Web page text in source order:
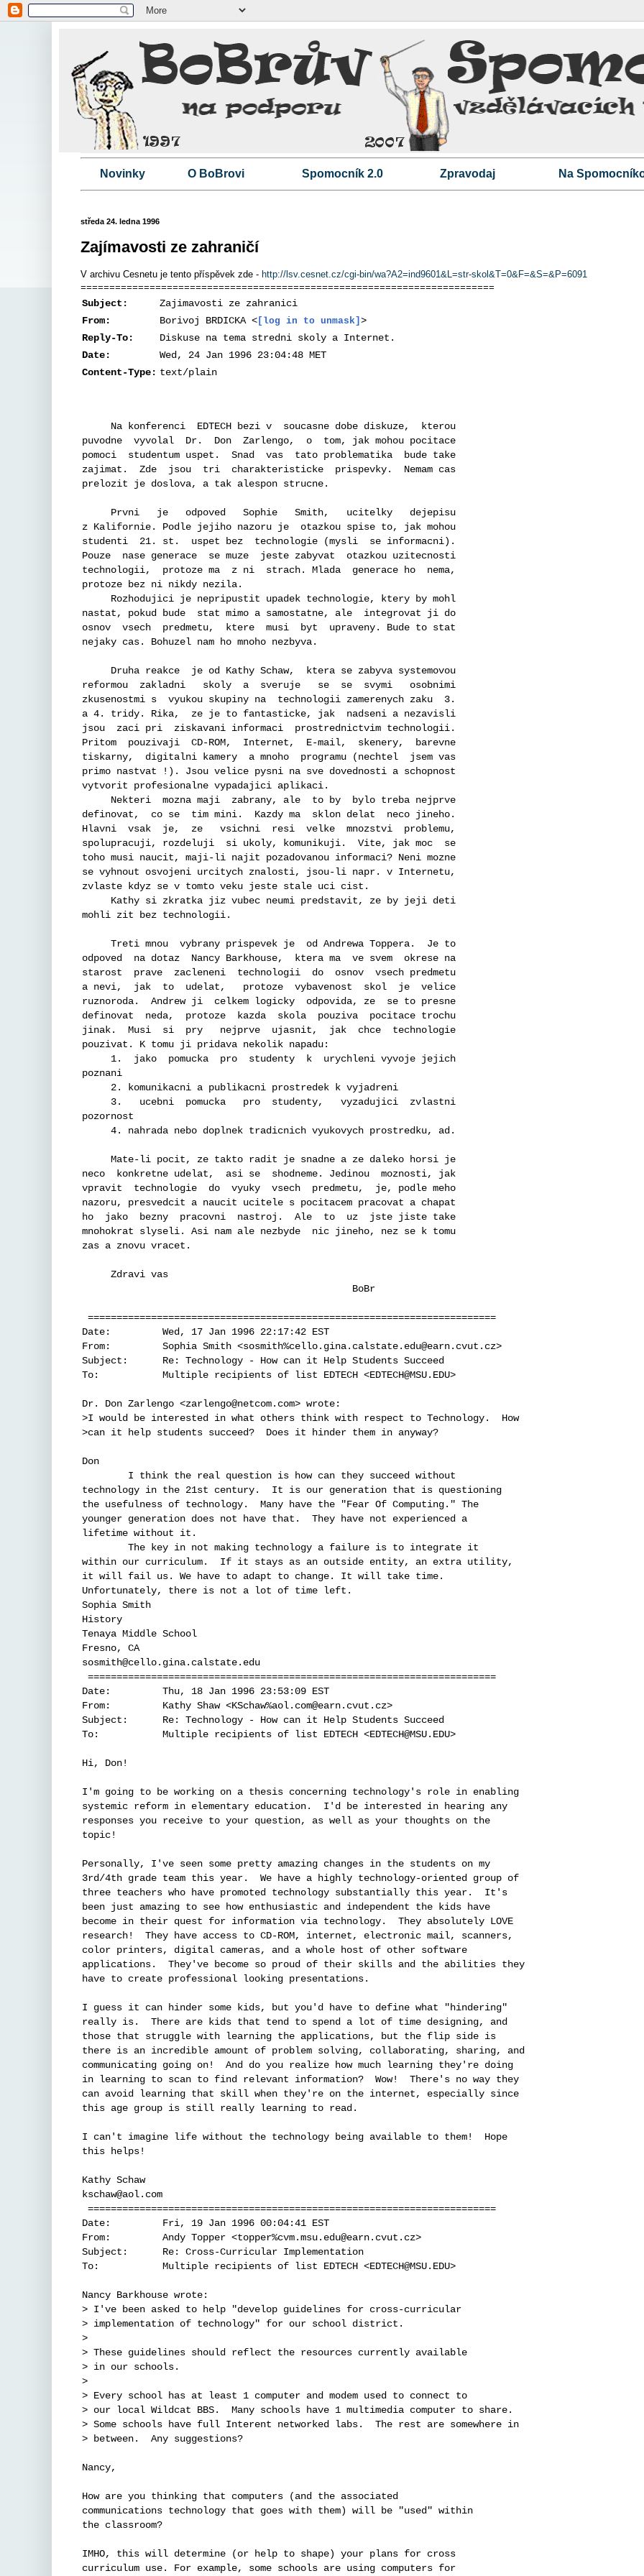
Novinky O BoBrovi Spomocník 2.0 Zpravodaj Na
středa 24. ledna 1996
Zajímavosti ze zahraničí
V archivu Cesnetu je tento příspěvek zde - http://lsv.cesnet.cz/cgi-bin/wa?A2=ind9601&L=str-skol&T=0&F=&S=&P=6091
========================================================================
Subject:
Zajimavosti ze zahranici
From:
Borivoj BRDICKA < [log in to unmask] >
Reply-To:
Diskuse na tema stredni skoly a Internet.
Date:
Wed, 24 Jan 1996 23:04:48 MET
Content-Type: text/plain
Na konferenci  EDTECH bezi v  soucasne dobe diskuze,  kterou
puvodne  vyvolal  Dr.  Don  Zarlengo,  o  tom, jak mohou pocitace
pomoci  studentum uspet.  Snad  vas  tato problematika  bude take
zajimat.  Zde  jsou  tri  charakteristicke  prispevky.  Nemam cas
prelozit je doslova, a tak alespon strucne.
Prvni   je   odpoved   Sophie   Smith,   ucitelky   dejepisu
z Kalifornie. Podle jejiho nazoru je  otazkou spise to, jak mohou
studenti  21. st.  uspet bez  technologie (mysli  se informacni).
Pouze  nase generace  se muze  jeste zabyvat  otazkou uzitecnosti
technologii,  protoze ma  z ni  strach. Mlada  generace ho  nema,
protoze bez ni nikdy nezila.
Rozhodujici je nepripustit upadek technologie, ktery by mohl
nastat, pokud bude  stat mimo a samostatne, ale  integrovat ji do
osnov  vsech  predmetu,  ktere  musi  byt  upraveny. Bude to stat
nejaky cas. Bohuzel nam ho mnoho nezbyva.
Druha reakce  je od Kathy Schaw,  ktera se zabyva systemovou
reformou  zakladni   skoly  a  sveruje   se  se  svymi   osobnimi
zkusenostmi s  vyukou skupiny na  technologii zamerenych zaku  3.
a 4. tridy. Rika,  ze je to fantasticke, jak  nadseni a nezavisli
jsou  zaci pri  ziskavani informaci  prostrednictvim technologii.
Pritom  pouzivaji  CD-ROM,  Internet,  E-mail,  skenery,  barevne
tiskarny,  digitalni kamery  a mnoho  programu (nechtel  jsem vas
primo nastvat !). Jsou velice pysni na sve dovednosti a schopnost
vytvorit profesionalne vypadajici aplikaci.
Nekteri  mozna maji  zabrany, ale  to by  bylo treba nejprve
definovat,  co se  tim mini.  Kazdy ma  sklon delat  neco jineho.
Hlavni  vsak  je,  ze   vsichni  resi  velke  mnozstvi  problemu,
spolupracuji, rozdeluji  si ukoly, komunikuji.  Vite, jak moc  se
toho musi naucit, maji-li najit pozadovanou informaci? Neni mozne
se vyhnout osvojeni urcitych znalosti, jsou-li napr. v Internetu,
zvlaste kdyz se v tomto veku jeste stale uci cist.
Kathy si zkratka jiz vubec neumi predstavit, ze by jeji deti
mohli zit bez technologii.
Treti mnou  vybrany prispevek je  od Andrewa Toppera.  Je to
odpoved  na dotaz  Nancy Barkhouse,  ktera ma  ve svem  okrese na
starost  prave  zacleneni  technologii  do  osnov  vsech predmetu
a nevi,  jak  to  udelat,   protoze  vybavenost  skol  je  velice
ruznoroda.  Andrew ji  celkem logicky  odpovida, ze  se to presne
definovat  neda,  protoze  kazda  skola  pouziva  pocitace trochu
jinak.  Musi  si  pry   nejprve  ujasnit,  jak  chce  technologie
pouzivat. K tomu ji pridava nekolik napadu:
1.  jako  pomucka  pro  studenty  k  urychleni vyvoje jejich
poznani
2. komunikacni a publikacni prostredek k vyjadreni
3.   ucebni  pomucka   pro  studenty,   vyzadujici  zvlastni
pozornost
4. nahrada nebo doplnek tradicnich vyukovych prostredku, ad.
Mate-li pocit, ze takto radit je snadne a ze daleko horsi je
neco  konkretne udelat,  asi se  shodneme. Jedinou  moznosti, jak
vpravit  technologie  do  vyuky  vsech  predmetu,  je, podle meho
nazoru, presvedcit a naucit ucitele s pocitacem pracovat a chapat
ho  jako  bezny  pracovni  nastroj.  Ale  to  uz  jste jiste take
mnohokrat slyseli. Asi nam ale nezbyde  nic jineho, nez se k tomu
zas a znovu vracet.
Zdravi vas
BoBr
=======================================================================
Date:         Wed, 17 Jan 1996 22:17:42 EST
From:         Sophia Smith <sosmith%cello.gina.calstate.edu@earn.cvut.cz>
Subject:      Re: Technology - How can it Help Students Succeed
To:           Multiple recipients of list EDTECH <EDTECH@MSU.EDU>
Dr. Don Zarlengo <zarlengo@netcom.com> wrote:
>I would be interested in what others think with respect to Technology.  How
>can it help students succeed?  Does it hinder them in anyway?
Don
I think the real question is how can they succeed without
technology in the 21st century.  It is our generation that is questioning
the usefulness of technology.  Many have the "Fear Of Computing." The
younger generation does not have that.  They have not experienced a
lifetime without it.
The key in not making technology a failure is to integrate it
within our curriculum.  If it stays as an outside entity, an extra utility,
it will fail us. We have to adapt to change. It will take time.
Unfortunately, there is not a lot of time left.
Sophia Smith
History
Tenaya Middle School
Fresno, CA
sosmith@cello.gina.calstate.edu
=======================================================================
Date:         Thu, 18 Jan 1996 23:53:09 EST
From:         Kathy Shaw <KSchaw%aol.com@earn.cvut.cz>
Subject:      Re: Technology - How can it Help Students Succeed
To:           Multiple recipients of list EDTECH <EDTECH@MSU.EDU>
Hi, Don!
I'm going to be working on a thesis concerning technology's role in enabling
systemic reform in elementary education.  I'd be interested in hearing any
responses you receive to your question, as well as your thoughts on the
topic!
Personally, I've seen some pretty amazing changes in the students on my
3rd/4th grade team this year.  We have a highly technology-oriented group of
three teachers who have promoted technology substantially this year.  It's
been just amazing to see how enthusiastic and independent the kids have
become in their quest for information via technology.  They absolutely LOVE
research!  They have access to CD-ROM, internet, electronic mail, scanners,
color printers, digital cameras, and a whole host of other software
applications.  They've become so proud of their skills and the abilities they
have to create professional looking presentations.
I guess it can hinder some kids, but you'd have to define what "hindering"
really is.  There are kids that tend to spend a lot of time designing, and
those that struggle with learning the applications, but the flip side is
there is an incredible amount of problem solving, collaborating, sharing, and
communicating going on!  And do you realize how much learning they're doing
in learning to scan to find relevant information?  Wow!  There's no way they
can avoid learning that skill when they're on the internet, especially since
this age group is still really learning to read.
I can't imagine life without the technology being available to them!  Hope
this helps!
Kathy Schaw
kschaw@aol.com
=======================================================================
Date:         Fri, 19 Jan 1996 00:04:41 EST
From:         Andy Topper <topper%cvm.msu.edu@earn.cvut.cz>
Subject:      Re: Cross-Curricular Implementation
To:           Multiple recipients of list EDTECH <EDTECH@MSU.EDU>
Nancy Barkhouse wrote:
> I've been asked to help "develop guidelines for cross-curricular
> implementation of technology" for our school district.
>
> These guidelines should reflect the resources currently available
> in our schools.
>
> Every school has at least 1 computer and modem used to connect to
> our local Wildcat BBS.  Many schools have 1 multimedia computer to share.
> Some schools have full Interent networked labs.  The rest are somewhere in
> between.  Any suggestions?
Nancy,
How are you thinking that computers (and the associated
communications technology that goes with them) will be "used" within
the classroom?
IMHO, this will determine (or help to shape) your plans for cross
curriculum use. For example, some schools are using computers for